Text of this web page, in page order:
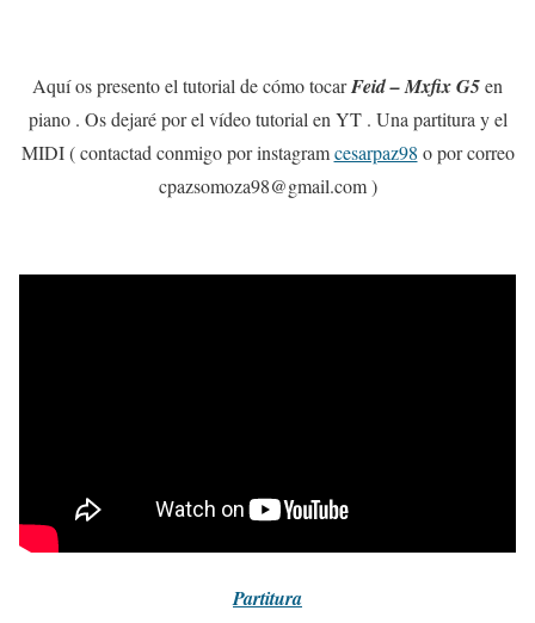
Aquí os presento el tutorial de cómo tocarFeid – Mxfix G5en
piano . Os dejaré por el vídeo tutorial en YT . Una partitura y el
MIDI ( contactad conmigo por instagramcesarpaz98 o por correo
cpazsomoza98@gmail.com )
Partitura